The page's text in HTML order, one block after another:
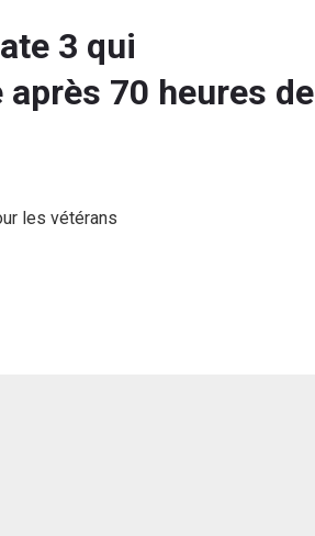
3 qui
70 heures de
les vétérans